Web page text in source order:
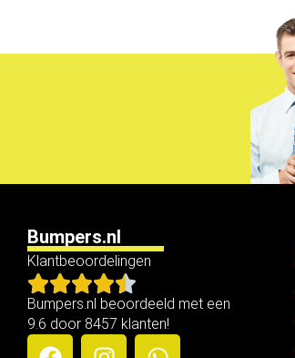
Bumpers.nl
Klantbeoordelingen
Bumpers.nl beoordeeld met een
9.6 door 8457 klanten!